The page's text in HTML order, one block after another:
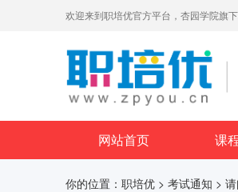
欢迎来到职培优官方平台，杏园学院旗
网站首页 课
你的位置： 职培优 > 考试通知 >